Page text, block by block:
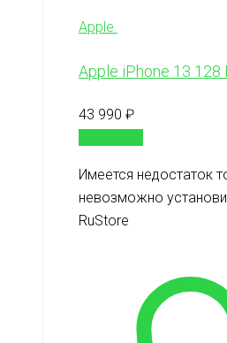
Apple
Apple iPhone 13
43 990 ₽
Имеется недостаток
невозможно
RuStore